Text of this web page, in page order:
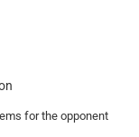
for the opponent